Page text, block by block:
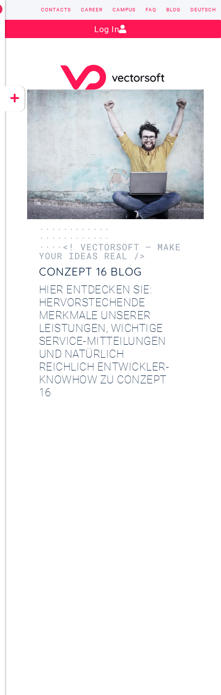
CONZEPT 16
YEET
Contact: sales@vectorsoft.de
CONTACTS CAREER CAMPUS FAQ BLOG DEUTSCH
Log In
············
············
····<! VECTORSOFT – MAKE
YOUR IDEAS REAL />
CONZEPT 16 BLOG
HIER ENTDECKEN SIE:
HERVORSTECHENDE
MERKMALE UNSERER
LEISTUNGEN, WICHTIGE
SERVICE-MITTEILUNGEN
UND NATÜRLICH
REICHLICH ENTWICKLER-
KNOWHOW ZU CONZEPT
16